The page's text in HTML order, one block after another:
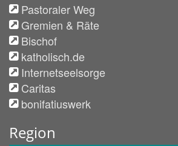
Pastoraler Weg
Gremien & Räte
Bischof
katholisch.de
Internetseelsorge
Caritas
bonifatiuswerk
Region